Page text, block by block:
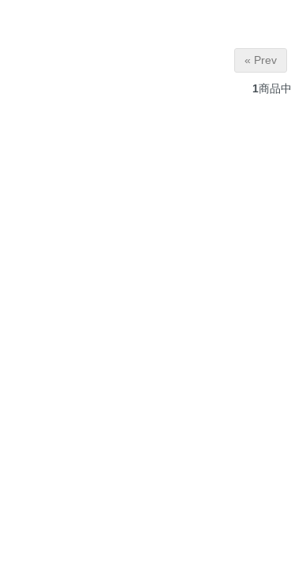
« Prev
1商品中